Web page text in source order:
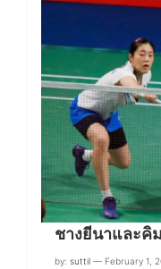
ชางยีนาและคิ
by: suttil — February 1,